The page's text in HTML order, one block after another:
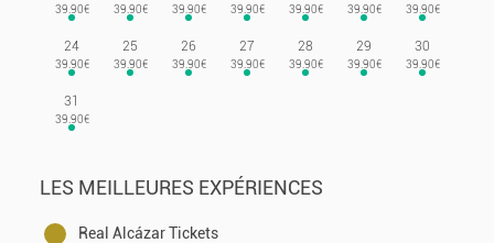
24 25 26 27 28 29 30
31
LES MEILLEURES EXPÉRIENCES
Real Alcázar Tickets